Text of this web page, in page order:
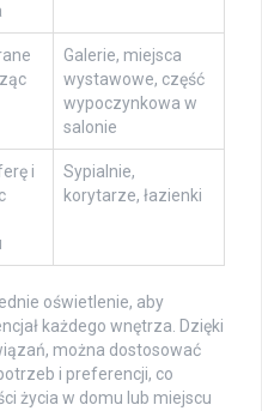
Galerie, miejsca
wystawowe, część
wypoczynkowa w
salonie
i
Sypialnie,
korytarze, łazienki
oświetlenie, aby
każdego wnętrza. Dzięki
można dostosować
i preferencji, co
życia w domu lub miejscu